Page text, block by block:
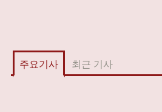
주요기사 최근 기사